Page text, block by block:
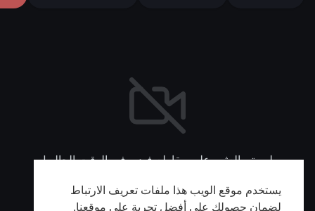
يستخدم موقع الويب هذا ملفات تعريف الارتباط
لضمان حصولك على أفضل تجربة على موقعنا.
لم يتم العثور على مقاطع فيديو في الوقت الحالي!